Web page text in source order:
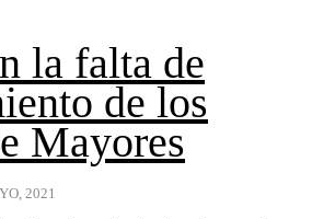
la falta de
de los
Mayores
2021